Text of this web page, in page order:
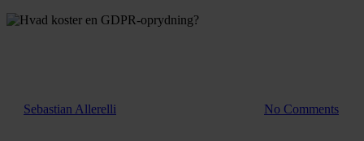
Sebastian Allerelli No Comments